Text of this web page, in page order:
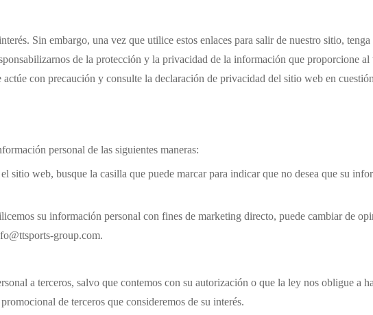
Sin embargo, una vez que utilice estos enlaces para salir de nuestro sitio,
de la protección y la privacidad de la información que proporcione al
con precaución y consulte la declaración de privacidad del sitio web en
personal de las siguientes maneras:
sitio web, busque la casilla que puede marcar para indicar que no desea que su
su información personal con fines de marketing directo, puede cambiar de
group.com.
a terceros, salvo que contemos con su autorización o que la ley nos obligue a
de terceros que consideremos de su interés.